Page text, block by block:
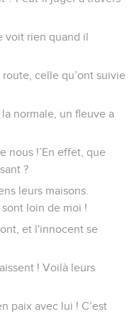
voit rien quand il
celle qu’ont suivie
normale, un fleuve a
nous !’En effet, que
?
leurs maisons.
loin de moi !
et l'innocent se
! Voilà leurs
paix avec lui ! C’est